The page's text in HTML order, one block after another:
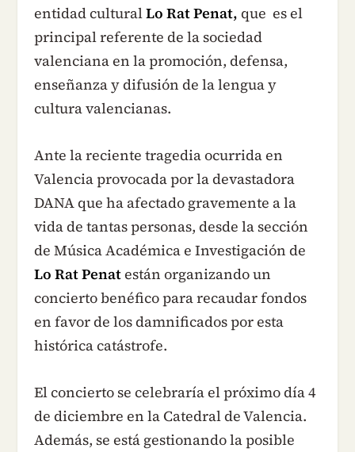
entidad culturalLo Rat Penat, que es el
principal referente de la sociedad
valenciana en la promoción, defensa,
enseñanza y difusión de la lengua y
cultura valencianas.
Ante la reciente tragedia ocurrida en
Valencia provocada por la devastadora
DANA que ha afectado gravemente a la
vida de tantas personas, desde la sección
de Música Académica e Investigación de
Lo Rat Penatestán organizando un
concierto benéfico para recaudar fondos
en favor de los damnificados por esta
histórica catástrofe.
El concierto se celebraría el próximo día 4
de diciembre en la Catedral de Valencia.
Además, se está gestionando la posible